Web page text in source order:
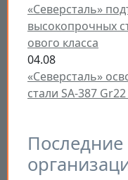
«Северсталь»
высокопрочных
ового класса
04.08
«Северсталь»
стали SA-387
Последние